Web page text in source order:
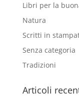
Libri per la
Natura
Scritti in
Senza categoria
Tradizioni
Articoli